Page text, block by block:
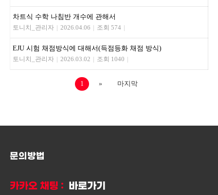
차트식 수학 나침반 개수에 관해서
토니치_관리자 | 2026.04.06 | 조회 574 |
EJU 시험 채점방식에 대해서(득점등화 채점 방식)
토니치_관리자 | 2026.03.02 | 조회 1040 |
1 » 마지막
문의방법
카카오 채팅 : 바로가기